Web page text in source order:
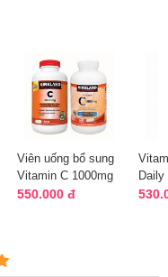
Viên uống bổ sung
Vitamin C 1000mg
Kirkland hộp 500
550.000 đ
Daily
&